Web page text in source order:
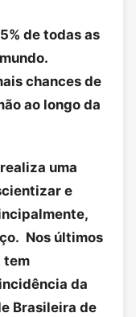
de todas as
chances de
ao longo da
uma
e
Nos últimos
tem
da
Brasileira de